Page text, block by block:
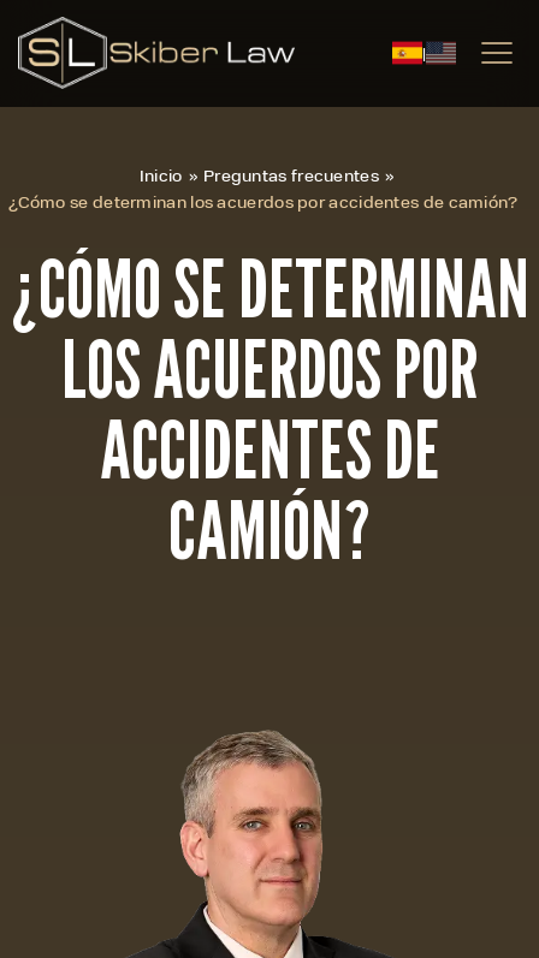
|
Inicio » Preguntas frecuentes »
¿Cómo se determinan los acuerdos por accidentes de camión?
¿CÓMO SE DETERMINAN
LOS ACUERDOS POR
ACCIDENTES DE
CAMIÓN?